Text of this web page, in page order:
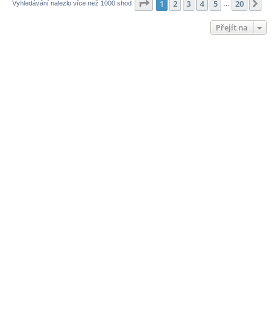
Vyhledávání nalezlo více než 1000 shod Stránka z 20
1 2 3 4 5 20
Přejít na